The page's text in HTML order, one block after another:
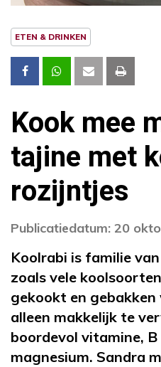
ETEN & DRINKEN
Kook mee
tajine met
rozijntjes
Publicatiedatum: 20
Koolrabi is familie
zoals vele
gekookt en
alleen makkelijk te
boordevol vitamine, B
magnesium. Sandra